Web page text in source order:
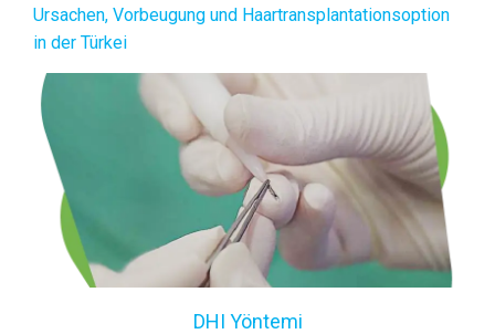
Ursachen, Vorbeugung und Haartransplantationsoption
in der Türkei
DHI Yöntemi